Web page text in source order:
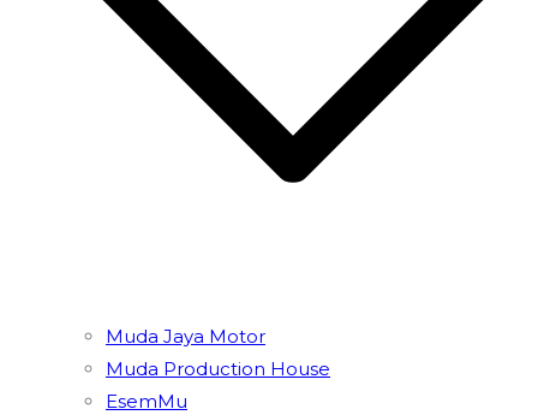
Muda Jaya Motor
Muda Production House
EsemMu